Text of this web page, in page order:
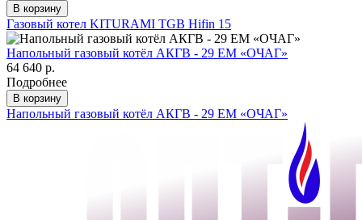
В корзину
Газовый котел KITURAMI TGB Hifin 15
Напольный газовый котёл АКГВ - 29 ЕМ «ОЧАГ»
64 640 р.
Подробнее
В корзину
Напольный газовый котёл АКГВ - 29 ЕМ «ОЧАГ»